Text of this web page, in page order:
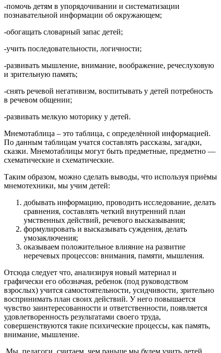
-помочь детям в упорядочивании и систематизации
познавательной информации об окружающем;
-обогащать словарный запас детей;
-учить последовательности, логичности;
-развивать мышление, внимание, воображение, речеслуховую
и зрительную память;
-снять речевой негативизм, воспитывать у детей потребность
в речевом общении;
-развивать мелкую моторику у детей.
Мнемотаблица – это таблица, с определённой информацией.
По данным таблицам учатся составлять рассказы, загадки,
сказки. Мнемотаблицы могут быть предметные, предметно —
схематические и схематические.
Таким образом, можно сделать выводы, что используя приёмы
мнемотехники, мы учим детей:
добывать информацию, проводить исследование, делать
сравнения, составлять четкий внутренний план
умственных действий, речевого высказывания;
формулировать и высказывать суждения, делать
умозаключения;
оказываем положительное влияние на развитие
неречевых процессов: внимания, памяти, мышления.
Отсюда следует что, анализируя новый материал и
графически его обозначая, ребенок (под руководством
взрослых) учится самостоятельности, усидчивости, зрительно
воспринимать план своих действий. У него повышается
чувство заинтересованности и ответственности, появляется
удовлетворенность результатами своего труда,
совершенствуются такие психические процессы, как память,
внимание, мышление.
Мы ,педагоги, считаем, чем раньше мы будем учить детей